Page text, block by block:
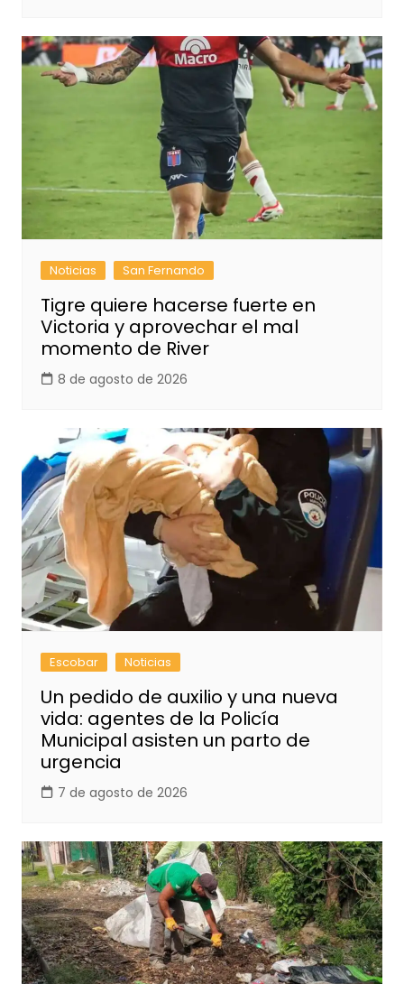
Noticias San Fernando
Tigre quiere hacerse fuerte en
Victoria y aprovechar el mal
momento de River
8 de agosto de 2026
Escobar Noticias
Un pedido de auxilio y una nueva
vida: agentes de la Policía
Municipal asisten un parto de
urgencia
7 de agosto de 2026